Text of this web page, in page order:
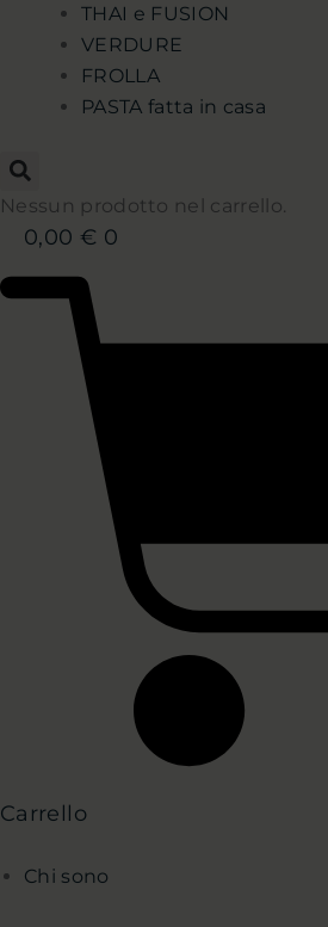
THAI e FUSION
VERDURE
FROLLA
PASTA fatta in casa
Nessun prodotto nel carrello.
0,00 € 0
Carrello
Chi sono